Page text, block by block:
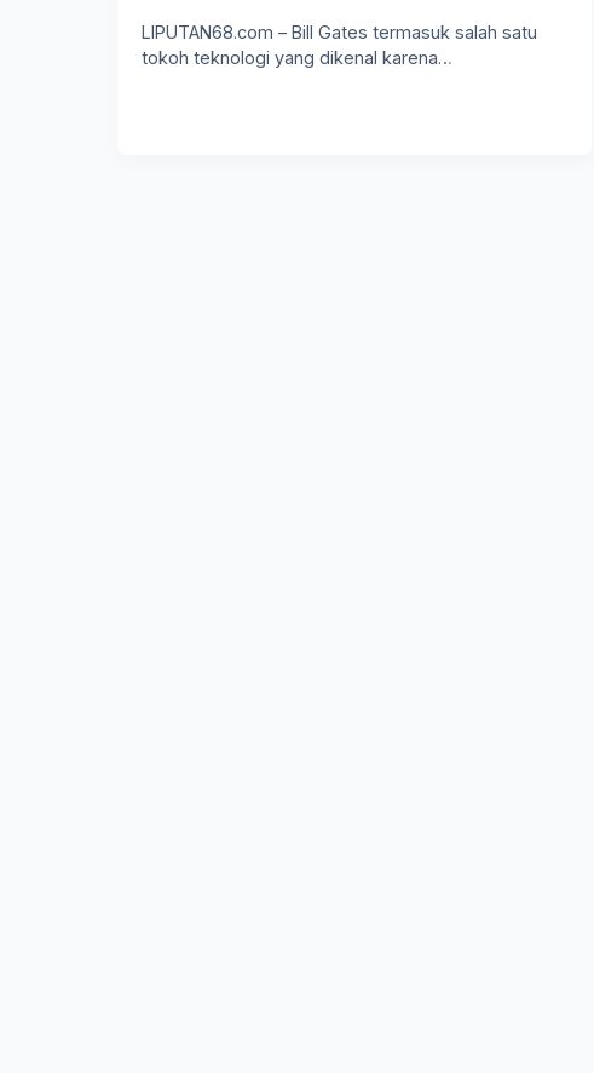
LIPUTAN68.com – Bill Gates termasuk salah satu
tokoh teknologi yang dikenal karena…